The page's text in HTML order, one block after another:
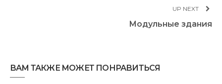
UP NEXT
Модульные здания
ВАМ ТАКЖЕ МОЖЕТ ПОНРАВИТЬСЯ